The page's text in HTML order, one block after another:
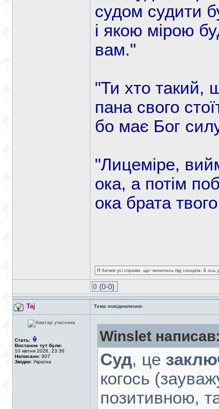
судом судити
і якою мірою
вам."
"Ти хто такий,
пана свого
бо має Бог
"Лицеміре,
ока, а потім
ока брата
Я бачив усі справи, що чинились під сонцем: й ось
0 (0-0)
Taj Тема повідомлення:
Стать:
Востаннє тут були:
10 квітня 2026, 23:36
Написано: 907
Звідки: Україна
Winslet
Суд, це
когось
позитивною,